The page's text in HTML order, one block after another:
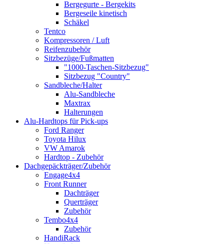
Bergegurte - Bergekits
Bergeseile kinetisch
Schäkel
Tentco
Kompressoren / Luft
Reifenzubehör
Sitzbezüge/Fußmatten
"1000-Taschen-Sitzbezug"
Sitzbezug "Country"
Sandbleche/Halter
Alu-Sandbleche
Maxtrax
Halterungen
Alu-Hardtops für Pick-ups
Ford Ranger
Toyota Hilux
VW Amarok
Hardtop - Zubehör
Dachgepäckträger/Zubehör
Engage4x4
Front Runner
Dachträger
Querträger
Zubehör
Tembo4x4
Zubehör
HandiRack